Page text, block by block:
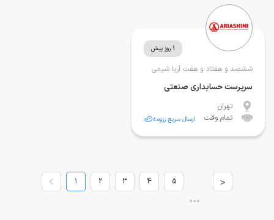
1 روز پیش
ششصد و هفتاد و هفت آریا شیمی
سرپرست حسابداری صنعتی
تهران
تمام وقت
ارسال سریع رزومه
1 2 3 4 5
•••
>